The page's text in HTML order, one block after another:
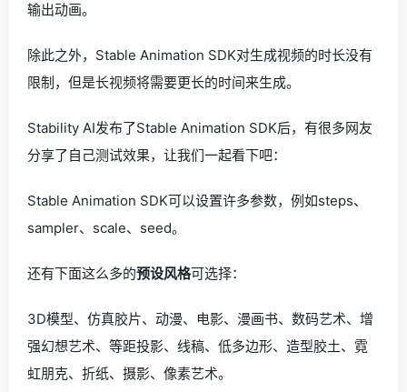
输出动画。
除此之外，Stable Animation SDK对生成视频的时长没有
限制，但是长视频将需要更长的时间来生成。
Stability AI发布了Stable Animation SDK后，有很多网友
分享了自己测试效果，让我们一起看下吧：
Stable Animation SDK可以设置许多参数，例如steps、
sampler、scale、seed。
还有下面这么多的预设风格可选择：
3D模型、仿真胶片、动漫、电影、漫画书、数码艺术、增
强幻想艺术、等距投影、线稿、低多边形、造型胶土、霓
虹朋克、折纸、摄影、像素艺术。